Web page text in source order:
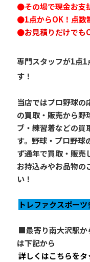
●その場で現金お支
●1点からOK！点数
●お見積りだけでも
専門スタッフが1点
す！
当店ではプロ野球の
の買取・販売から野
ブ・練習着などの買
す。野球・プロ野球
ず通年で買取・販売
お持込みやお品物の
い！
トレファクスポー
は下記から
詳しくはこちらを